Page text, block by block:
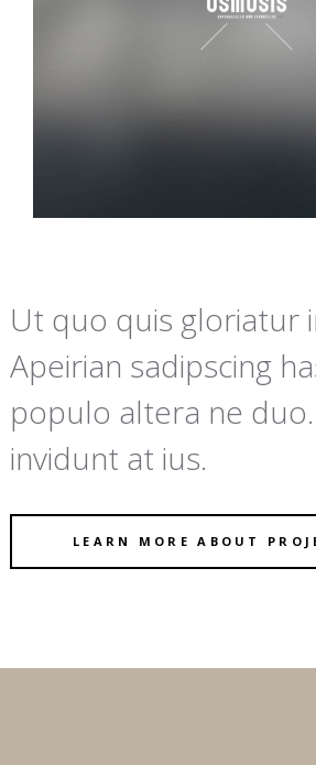
Ut quo quis gloriatur
Apeirian sadipscing
populo altera ne
invidunt at ius.
LEARN MORE ABOUT